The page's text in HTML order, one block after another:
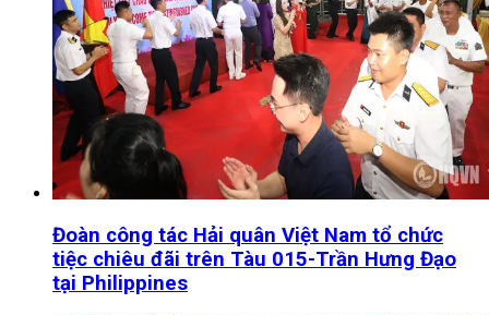
Đoàn công tác Hải quân Việt Nam tổ chức
tiệc chiêu đãi trên Tàu 015-Trần Hưng Đạo
tại Philippines